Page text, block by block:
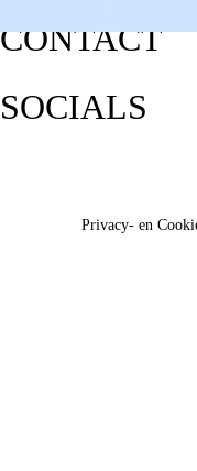
CONTACT
SOCIALS
Privacy- en